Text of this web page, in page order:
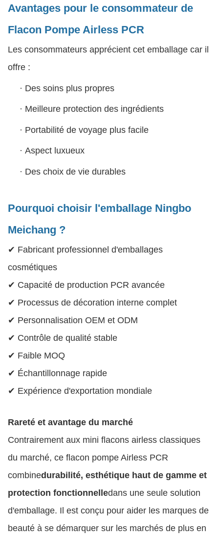
Avantages pour le consommateur de
Flacon Pompe Airless PCR
Les consommateurs apprécient cet emballage car il
offre :
· Des soins plus propres
· Meilleure protection des ingrédients
· Portabilité de voyage plus facile
· Aspect luxueux
· Des choix de vie durables
Pourquoi choisir l'emballage Ningbo
Meichang ?
✔ Fabricant professionnel d'emballages
cosmétiques
✔ Capacité de production PCR avancée
✔ Processus de décoration interne complet
✔ Personnalisation OEM et ODM
✔ Contrôle de qualité stable
✔ Faible MOQ
✔ Échantillonnage rapide
✔ Expérience d'exportation mondiale
Rareté et avantage du marché
Contrairement aux mini flacons airless classiques
du marché, ce flacon pompe Airless PCR
combinedurabilité, esthétique haut de gamme et
protection fonctionnelledans une seule solution
d'emballage. Il est conçu pour aider les marques de
beauté à se démarquer sur les marchés de plus en